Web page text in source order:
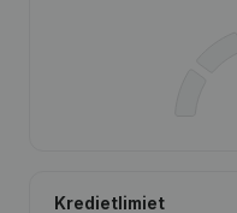
Kredietlimiet